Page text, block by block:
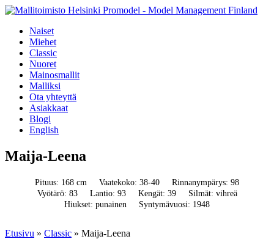
Naiset
Miehet
Classic
Nuoret
Mainosmallit
Malliksi
Ota yhteyttä
Asiakkaat
Blogi
English
Maija-Leena
Pituus: 168 cm Vaatekoko: 38-40
Rinnanympärys: 98
Vyötärö: 83
Lantio: 93 Kengät: 39
Silmät: vihreä
Hiukset: punainen
Syntymävuosi: 1948
Etusivu » Classic » Maija-Leena